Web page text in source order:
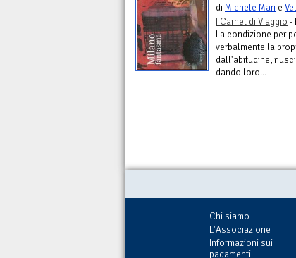
di Michele Mari e
I Carnet di Viaggio -
La condizione per
verbalmente la
dall'abitudine,
dando loro...
Chi siamo
L'Associazione
Informazioni sui
pagamenti